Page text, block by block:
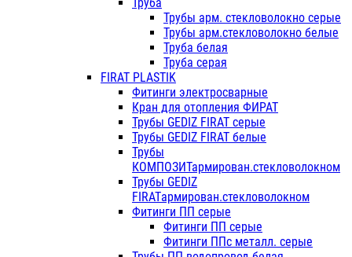
Трубы арм. стекловолокно серые
Трубы арм.стекловолокно белые
Труба белая
Труба серая
FIRAT PLASTIK
Фитинги электросварные
Кран для отопления ФИРАТ
Трубы GEDIZ FIRAT серые
Трубы GEDIZ FIRAT белые
Трубы
КОМПОЗИТармирован.стекловолокном
Трубы GEDIZ
FIRATармирован.стекловолокном
Фитинги ПП серые
Фитинги ПП серые
Фитинги ППс металл. серые